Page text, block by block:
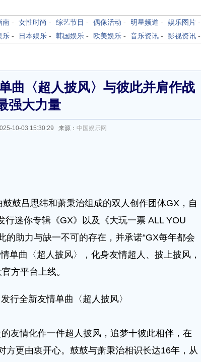
南 - 女性时尚 - 综艺节目 - 偶像活动 - 明星频道 - 娱乐图片 -
乐 - 日本娱乐 - 韩国娱乐 - 欧美娱乐 - 音乐资讯 - 影视资讯 -
曲〈超人披风〉与彼此并肩作战
强大力量
10-03 15:30:29 来源： 中国娱乐网
鼓鼓吕思纬和萧秉治组成的双人创作团体GX，自
行迷你专辑《GX》以及《大玩一票 ALL YOU
的助力与缺一不可的存在，并承诺“GX每年都会
单曲〈超人披风〉，化身友情超人、披上披风，
方平台上线。
行全新友情单曲〈超人披风〉
情化作一件超人披风，追梦十彼此相伴，在
方更由衷开心。鼓鼓与萧秉治相识长达16年，从